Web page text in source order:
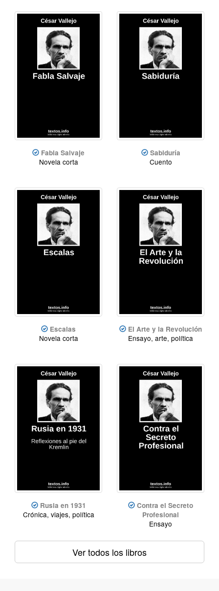
Fabla Salvaje
Novela corta
Sabiduría
Cuento
Escalas
Novela corta
El Arte y la Revolución
Ensayo, arte, política
Rusia en 1931
Crónica, viajes, política
Contra el Secreto
Profesional
Ensayo
Ver todos los libros